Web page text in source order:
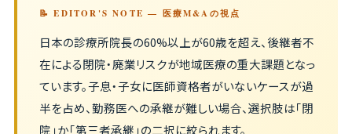
📝 EDITOR'S NOTE — 医療M&Aの視点
日本の診療所院長の60%以上が60歳を超え、後継者不
在による閉院・廃業リスクが地域医療の重大課題となっ
ています。子息・子女に医師資格者がいないケースが過
半を占め、勤務医への承継が難しい場合、選択肢は「閉
院」か「第三者承継」の二択に絞られます。